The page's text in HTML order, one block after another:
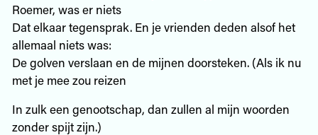
Roemer, was er niets
Dat elkaar tegensprak. En je vrienden deden alsof het
allemaal niets was:
De golven verslaan en de mijnen doorsteken. (Als ik nu
met je mee zou reizen
In zulk een genootschap, dan zullen al mijn woorden
zonder spijt zijn.)